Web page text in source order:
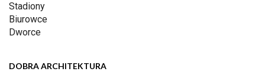
Stadiony
Biurowce
Dworce
DOBRA ARCHITEKTURA